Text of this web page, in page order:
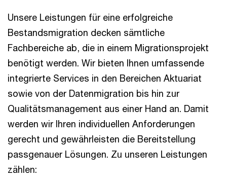
Unsere Leistungen für eine erfolgreiche
Bestandsmigration decken sämtliche
Fachbereiche ab, die in einem Migrationsprojekt
benötigt werden. Wir bieten Ihnen umfassende
integrierte Services in den Bereichen Aktuariat
sowie von der Datenmigration bis hin zur
Qualitätsmanagement aus einer Hand an. Damit
werden wir Ihren individuellen Anforderungen
gerecht und gewährleisten die Bereitstellung
passgenauer Lösungen. Zu unseren Leistungen
zählen: